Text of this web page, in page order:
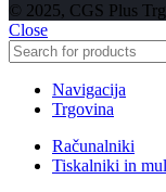
© 2025, CGS Plus
Close
Navigacija
Trgovina
Računalniki
Tiskalniki in